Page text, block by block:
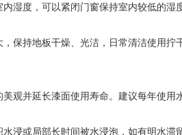
内湿度，可以紧闭门窗保持室内较低的
，保持地板干燥、光洁，日常清洁使用
观并延长漆面使用寿命。建议每年使用
浸或局部长时间被水浸泡，如有明水滞